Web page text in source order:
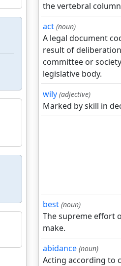
the vertebral
act (noun)
A legal document
result of
committee or
legislative body.
wily (adjective)
Marked by skill in
best (noun)
The supreme effort
make.
abidance (noun)
Acting according to